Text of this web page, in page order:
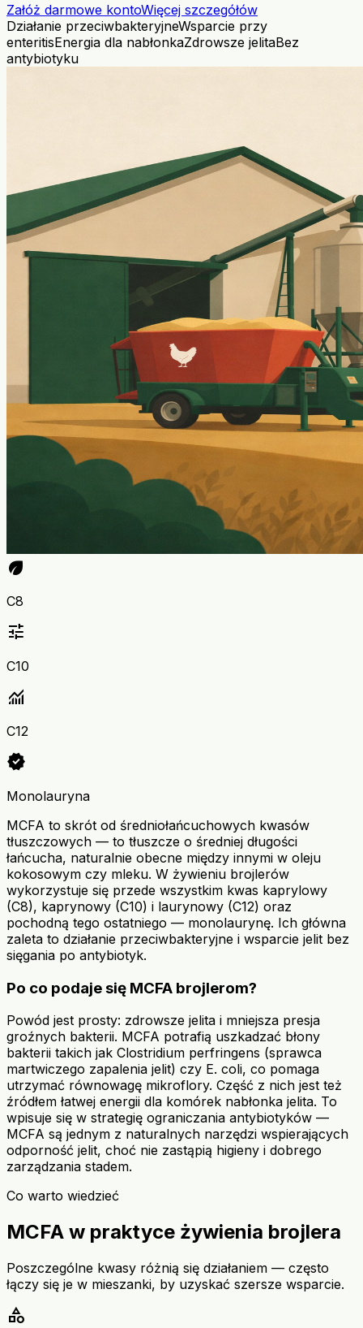
Załóż darmowe kontoWięcej szczegółów
Działanie przeciwbakteryjneWsparcie przy
enteritisEnergia dla nabłonkaZdrowsze jelitaBez
antybiotyku
eco
C8
tune
C10
monitoring
C12
verified
Monolauryna
MCFA to skrót od średniołańcuchowych kwasów
tłuszczowych — to tłuszcze o średniej długości
łańcucha, naturalnie obecne między innymi w oleju
kokosowym czy mleku. W żywieniu brojlerów
wykorzystuje się przede wszystkim kwas kaprylowy
(C8), kaprynowy (C10) i laurynowy (C12) oraz
pochodną tego ostatniego — monolaurynę. Ich główna
zaleta to działanie przeciwbakteryjne i wsparcie jelit bez
sięgania po antybiotyk.
Po co podaje się MCFA brojlerom?
Powód jest prosty: zdrowsze jelita i mniejsza presja
groźnych bakterii. MCFA potrafią uszkadzać błony
bakterii takich jak Clostridium perfringens (sprawca
martwiczego zapalenia jelit) czy E. coli, co pomaga
utrzymać równowagę mikroflory. Część z nich jest też
źródłem łatwej energii dla komórek nabłonka jelita. To
wpisuje się w strategię ograniczania antybiotyków —
MCFA są jednym z naturalnych narzędzi wspierających
odporność jelit, choć nie zastąpią higieny i dobrego
zarządzania stadem.
Co warto wiedzieć
MCFA w praktyce żywienia brojlera
Poszczególne kwasy różnią się działaniem — często
łączy się je w mieszanki, by uzyskać szersze wsparcie.
category